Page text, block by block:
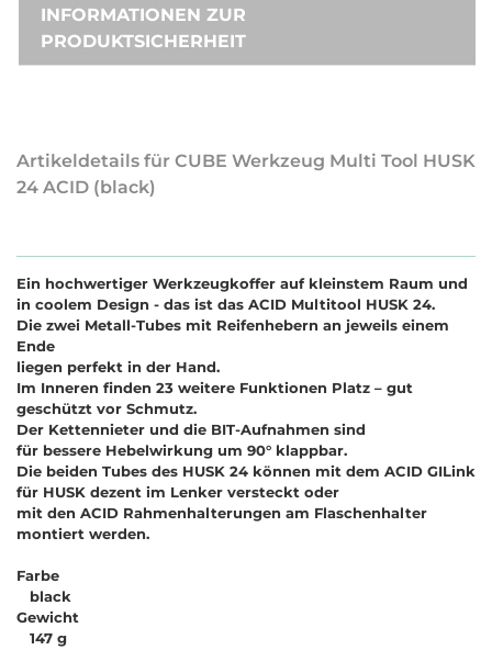
INFORMATIONEN ZUR
PRODUKTSICHERHEIT
Artikeldetails für CUBE Werkzeug Multi Tool HUSK
24 ACID (black)
Ein hochwertiger Werkzeugkoffer auf kleinstem Raum und
in coolem Design - das ist das ACID Multitool HUSK 24.
Die zwei Metall-Tubes mit Reifenhebern an jeweils einem
Ende
liegen perfekt in der Hand.
Im Inneren finden 23 weitere Funktionen Platz – gut
geschützt vor Schmutz.
Der Kettennieter und die BIT-Aufnahmen sind
für bessere Hebelwirkung um 90° klappbar.
Die beiden Tubes des HUSK 24 können mit dem ACID GILink
für HUSK dezent im Lenker versteckt oder
mit den ACID Rahmenhalterungen am Flaschenhalter
montiert werden.
Farbe
black
Gewicht
147 g